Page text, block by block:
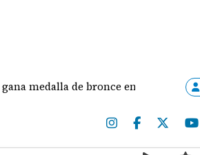
de bronce en salto largo femenino